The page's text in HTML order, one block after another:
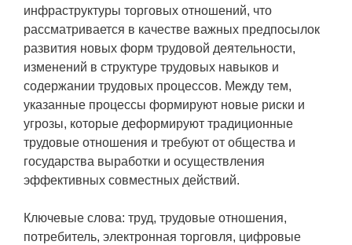
инфраструктуры торговых отношений, что
рассматривается в качестве важных предпосылок
развития новых форм трудовой деятельности,
изменений в структуре трудовых навыков и
содержании трудовых процессов. Между тем,
указанные процессы формируют новые риски и
угрозы, которые деформируют традиционные
трудовые отношения и требуют от общества и
государства выработки и осуществления
эффективных совместных действий.
Ключевые слова: труд, трудовые отношения,
потребитель, электронная торговля, цифровые